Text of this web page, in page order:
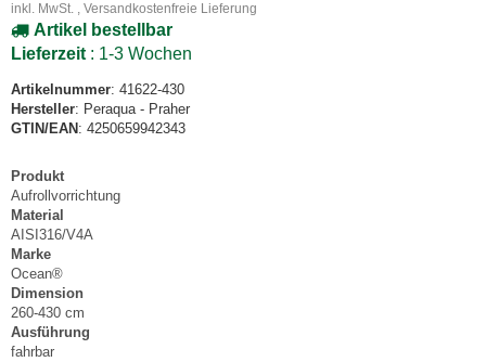
inkl. MwSt. , Versandkostenfreie Lieferung
Artikel bestellbar
Lieferzeit : 1-3 Wochen
Artikelnummer: 41622-430
Hersteller: Peraqua - Praher
GTIN/EAN : 4250659942343
Produkt
Aufrollvorrichtung
Material
AISI316/V4A
Marke
Ocean®
Dimension
260-430 cm
Ausführung
fahrbar